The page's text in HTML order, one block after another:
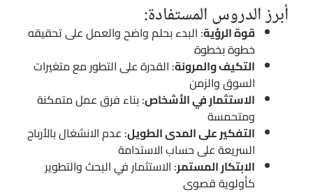
أبرز الدروس المستفادة:
قوة الرؤية: البدء بحلم واضح والعمل على تحقيقه
خطوة بخطوة
التكيف والمرونة: القدرة على التطور مع متغيرات
السوق والزمن
الاستثمار في الأشخاص: بناء فرق عمل متمكنة
ومتحمسة
التفكير على المدى الطويل: عدم الانشغال بالأرباح
السريعة على حساب الاستدامة
الابتكار المستمر: الاستثمار في البحث والتطوير
كأولوية قصوى